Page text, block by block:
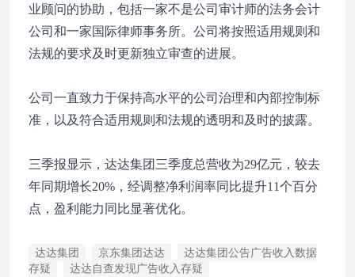
业顾问的协助，包括一家不是公司审计师的法务会计
公司和一家国际律师事务所。公司将按照适用规则和
法规的要求及时更新独立审查的进展。
公司一直致力于保持高水平的公司治理和内部控制标
准，以及符合适用规则和法规的透明和及时的披露。
三季报显示，达达集团三季度总营收为29亿元，较去
年同期增长20%，经调整净利润率同比提升11个百分
点，盈利能力同比显著优化。
达达集团 京东集团达达
达达集团公告广告收入数据
存疑
达达自查发现广告收入存疑